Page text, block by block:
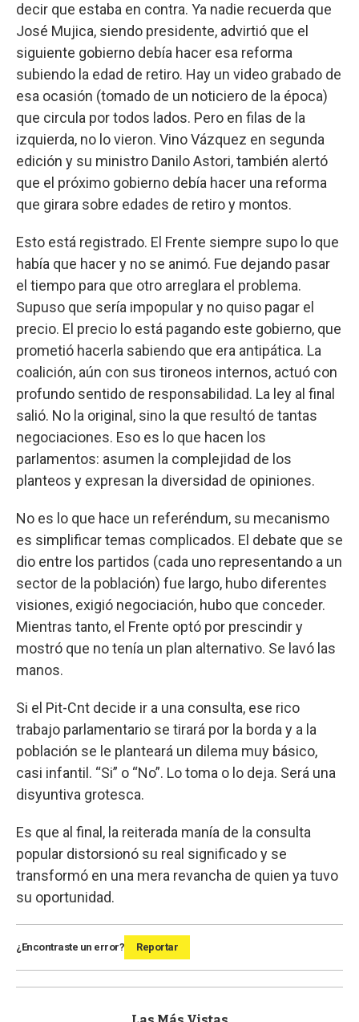
decir que estaba en contra. Ya nadie recuerda que
José Mujica, siendo presidente, advirtió que el
siguiente gobierno debía hacer esa reforma
subiendo la edad de retiro. Hay un video grabado de
esa ocasión (tomado de un noticiero de la época)
que circula por todos lados. Pero en filas de la
izquierda, no lo vieron. Vino Vázquez en segunda
edición y su ministro Danilo Astori, también alertó
que el próximo gobierno debía hacer una reforma
que girara sobre edades de retiro y montos.
Esto está registrado. El Frente siempre supo lo que
había que hacer y no se animó. Fue dejando pasar
el tiempo para que otro arreglara el problema.
Supuso que sería impopular y no quiso pagar el
precio. El precio lo está pagando este gobierno, que
prometió hacerla sabiendo que era antipática. La
coalición, aún con sus tironeos internos, actuó con
profundo sentido de responsabilidad. La ley al final
salió. No la original, sino la que resultó de tantas
negociaciones. Eso es lo que hacen los
parlamentos: asumen la complejidad de los
planteos y expresan la diversidad de opiniones.
No es lo que hace un referéndum, su mecanismo
es simplificar temas complicados. El debate que se
dio entre los partidos (cada uno representando a un
sector de la población) fue largo, hubo diferentes
visiones, exigió negociación, hubo que conceder.
Mientras tanto, el Frente optó por prescindir y
mostró que no tenía un plan alternativo. Se lavó las
manos.
Si el Pit-Cnt decide ir a una consulta, ese rico
trabajo parlamentario se tirará por la borda y a la
población se le planteará un dilema muy básico,
casi infantil. “Si” o “No”. Lo toma o lo deja. Será una
disyuntiva grotesca.
Es que al final, la reiterada manía de la consulta
popular distorsionó su real significado y se
transformó en una mera revancha de quien ya tuvo
su oportunidad.
¿Encontraste un error? Reportar